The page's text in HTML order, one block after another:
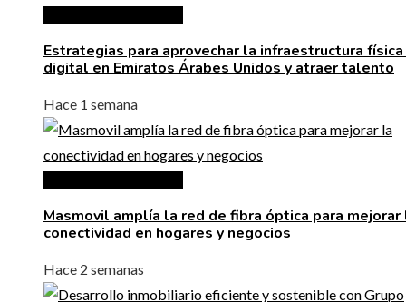
Estrategias para aprovechar la infraestructura física
digital en Emiratos Árabes Unidos y atraer talento
Hace 1 semana
Masmovil amplía la red de fibra óptica para mejorar
conectividad en hogares y negocios
Hace 2 semanas